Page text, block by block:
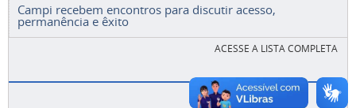
Campi recebem encontros para discutir acesso,
permanência e êxito
ACESSE A LISTA COMPLETA